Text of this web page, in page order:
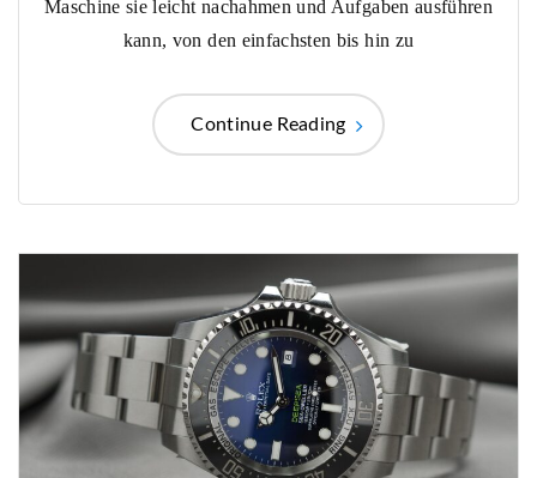
Maschine sie leicht nachahmen und Aufgaben ausführen
kann, von den einfachsten bis hin zu
Continue Reading